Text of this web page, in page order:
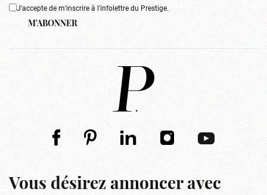
J'accepte de m'inscrire à l'infolettre du Prestige.
M'ABONNER
Vous désirez annoncer avec